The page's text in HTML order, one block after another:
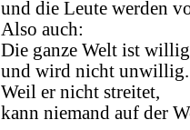
und die Leute werden
Also auch:
Die ganze Welt ist
und wird nicht unwillig.
Weil er nicht streitet,
kann niemand auf der